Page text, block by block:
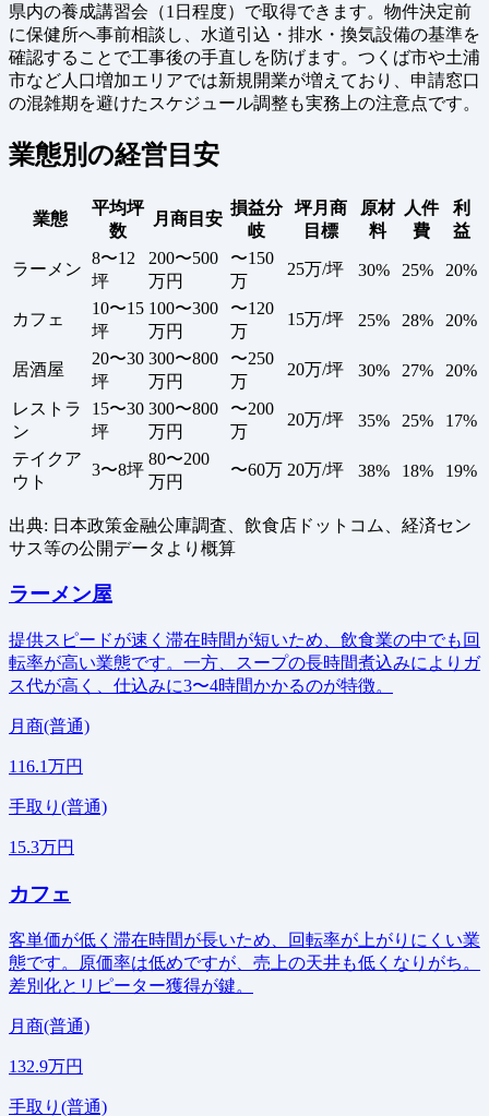
県内の養成講習会（1日程度）で取得できます。物件決定前
に保健所へ事前相談し、水道引込・排水・換気設備の基準を
確認することで工事後の手直しを防げます。つくば市や土浦
市など人口増加エリアでは新規開業が増えており、申請窓口
の混雑期を避けたスケジュール調整も実務上の注意点です。
業態別の経営目安
業態
平均坪
数
月商目安
損益分
岐
坪月商
目標
原材
料
人件
費
利
益
ラーメン
8〜12
坪
200〜500
万円
〜150
万
25万/坪 30% 25% 20%
カフェ
10〜15
坪
100〜300
万円
〜120
万
15万/坪 25% 28% 20%
居酒屋
20〜30
坪
300〜800
万円
〜250
万
20万/坪 30% 27% 20%
レストラ
ン
15〜30
坪
300〜800
万円
〜200
万
20万/坪 35% 25% 17%
テイクア
ウト
3〜8坪
80〜200
万円
〜60万 20万/坪 38% 18% 19%
出典: 日本政策金融公庫調査、飲食店ドットコム、経済セン
サス等の公開データより概算
ラーメン屋
提供スピードが速く滞在時間が短いため、飲食業の中でも回
転率が高い業態です。一方、スープの長時間煮込みによりガ
ス代が高く、仕込みに3〜4時間かかるのが特徴。
月商(普通)
116.1万円
手取り(普通)
15.3万円
カフェ
客単価が低く滞在時間が長いため、回転率が上がりにくい業
態です。原価率は低めですが、売上の天井も低くなりがち。
差別化とリピーター獲得が鍵。
月商(普通)
132.9万円
手取り(普通)